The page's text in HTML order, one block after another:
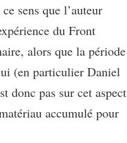
sens que l’auteur
du Front
alors que la période
(en particulier Daniel
donc pas sur cet aspect
accumulé pour